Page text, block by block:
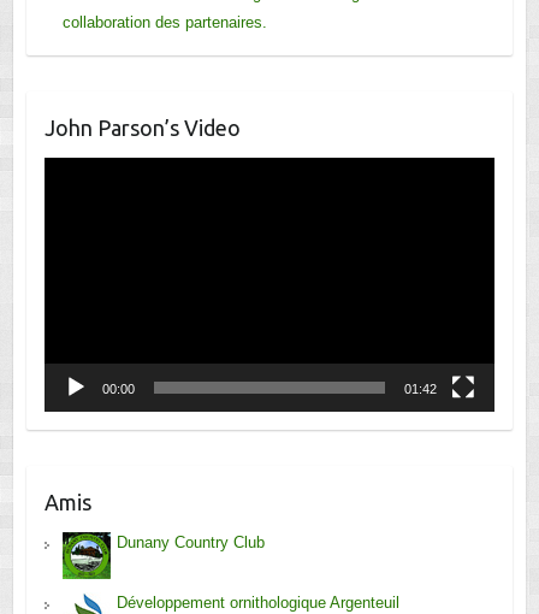
collaboration des partenaires.
John Parson’s Video
00:00 01:42
Amis
Dunany Country Club
Développement ornithologique Argenteuil